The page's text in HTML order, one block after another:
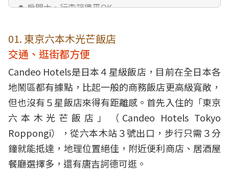
房間大，行李箱攤平OK
01. 東京六本木光芒飯店
交通、逛街都方便
Candeo Hotels是日本４星級飯店，目前在全日本各
地鬧區都有據點，比起一般的商務飯店更高級寬敞，
但也沒有５星飯店來得有距離感。首先入住的「東京
六本木光芒飯店」（Candeo Hotels Tokyo
Roppongi），從六本木站３號出口，步行只需３分
鐘就能抵達，地理位置絕佳，附近便利商店、居酒屋
餐廳選擇多，還有唐吉訶德可逛。